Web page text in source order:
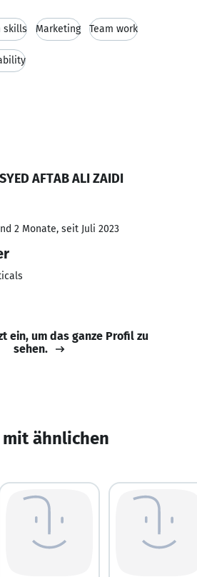
skills Marketing Team work
AFTAB ALI ZAIDI
2 Monate, seit Juli 2023
ein, um das ganze Profil zu
sehen.
ähnlichen